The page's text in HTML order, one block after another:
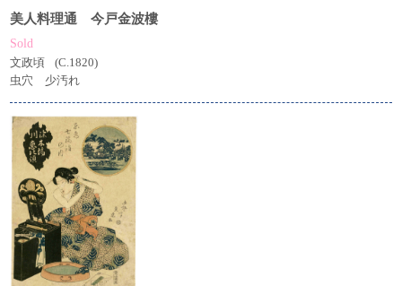
美人料理通 今戸金波樓
Sold
文政頃
(C.1820)
虫穴 少汚れ